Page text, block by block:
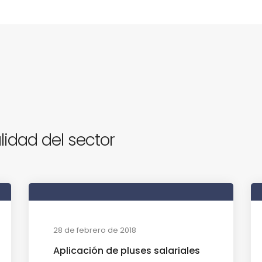
del sector
28 de febrero de 2018
Aplicación de pluses salariales